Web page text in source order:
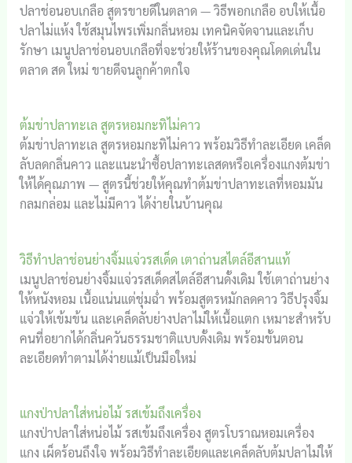
ปลาช่อนอบเกลือ สูตรขายดีในตลาด — วิธีพอกเกลือ อบให้เนื้อ
ปลาไม่แห้ง ใช้สมุนไพรเพิ่มกลิ่นหอม เทคนิคจัดจานและเก็บ
รักษา เมนูปลาช่อนอบเกลือที่จะช่วยให้ร้านของคุณโดดเด่นใน
ตลาด สด ใหม่ ขายดีจนลูกค้าตกใจ
ต้มข่าปลาทะเล สูตรหอมกะทิไม่คาว
ต้มข่าปลาทะเล สูตรหอมกะทิไม่คาว พร้อมวิธีทำละเอียด เคล็ด
ลับลดกลิ่นคาว และแนะนำซื้อปลาทะเลสดหรือเครื่องแกงต้มข่า
ให้ได้คุณภาพ — สูตรนี้ช่วยให้คุณทำต้มข่าปลาทะเลที่หอมมัน
กลมกล่อม และไม่มีคาว ได้ง่ายในบ้านคุณ
วิธีทำปลาช่อนย่างจิ้มแจ่วรสเด็ด เตาถ่านสไตล์อีสานแท้
เมนูปลาช่อนย่างจิ้มแจ่วรสเด็ดสไตล์อีสานดั้งเดิม ใช้เตาถ่านย่าง
ให้หนังหอม เนื้อแน่นแต่ชุ่มฉ่ำ พร้อมสูตรหมักลดคาว วิธีปรุงจิ้ม
แจ่วให้เข้มข้น และเคล็ดลับย่างปลาไม่ให้เนื้อแตก เหมาะสำหรับ
คนที่อยากได้กลิ่นควันธรรมชาติแบบดั้งเดิม พร้อมขั้นตอน
ละเอียดทำตามได้ง่ายแม้เป็นมือใหม่
แกงป่าปลาใส่หน่อไม้ รสเข้มถึงเครื่อง
แกงป่าปลาใส่หน่อไม้ รสเข้มถึงเครื่อง สูตรโบราณหอมเครื่อง
แกง เผ็ดร้อนถึงใจ พร้อมวิธีทำละเอียดและเคล็ดลับต้มปลาไม่ให้